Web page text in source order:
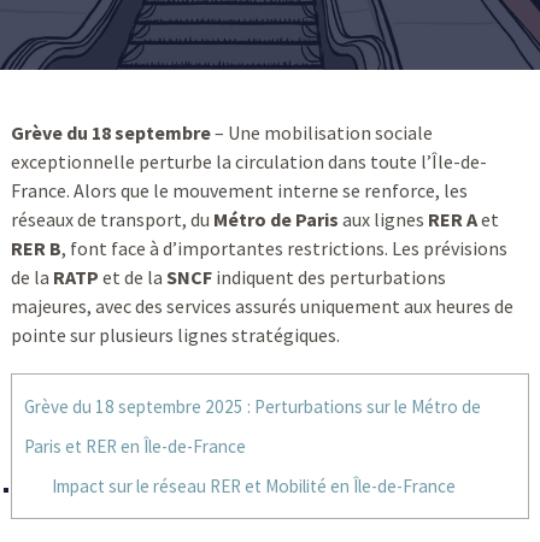
Grève du 18 septembre– Une mobilisation sociale
exceptionnelle perturbe la circulation dans toute l’Île-de-
France. Alors que le mouvement interne se renforce, les
réseaux de transport, du Métro de Paris aux lignes RER Aet
RER B, font face à d’importantes restrictions. Les prévisions
de la RATP et de la SNCFindiquent des perturbations
majeures, avec des services assurés uniquement aux heures de
pointe sur plusieurs lignes stratégiques.
Grève du 18 septembre 2025 : Perturbations sur le Métro de
Paris et RER en Île-de-France
Impact sur le réseau RER et Mobilité en Île-de-France